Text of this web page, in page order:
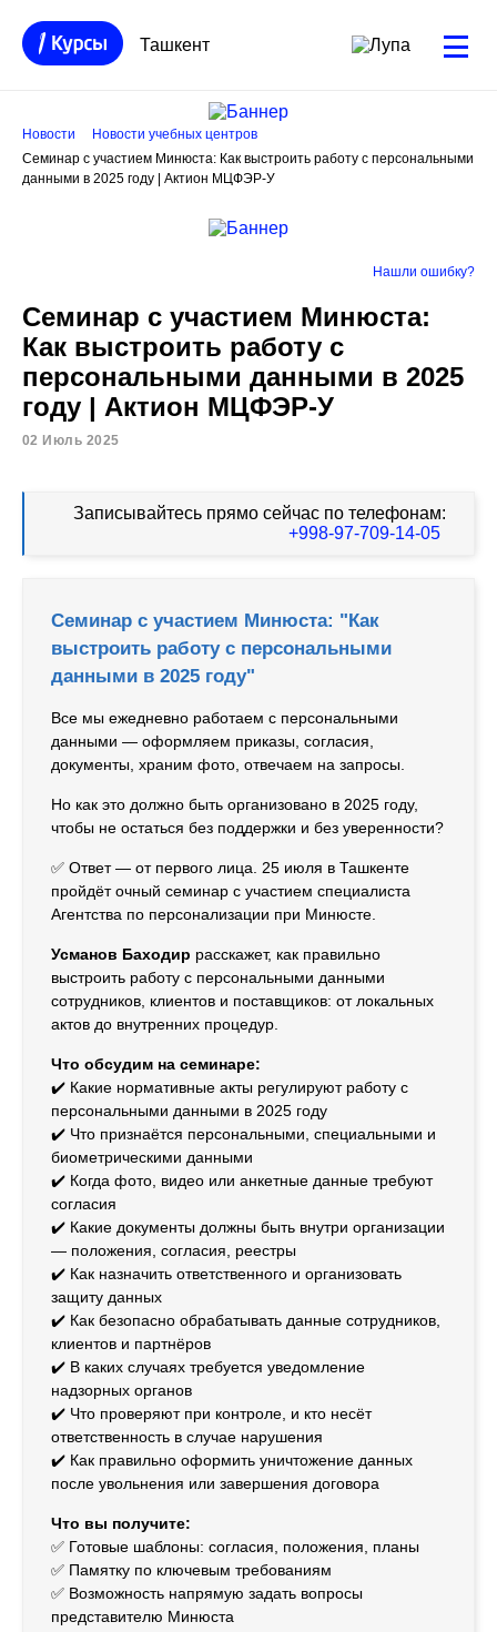
Ташкент
Новости
Новости учебных центров
Семинар с участием Минюста: Как выстроить работу с персональными
данными в 2025 году | Актион МЦФЭР-У
Нашли ошибку?
Семинар с участием Минюста:
Как выстроить работу с
персональными данными в 2025
году | Актион МЦФЭР-У
02 Июль 2025
Записывайтесь прямо сейчас по телефонам:
+998-97-709-14-05
Семинар с участием Минюста: "Как
выстроить работу с персональными
данными в 2025 году"
Все мы ежедневно работаем с персональными
данными — оформляем приказы, согласия,
документы, храним фото, отвечаем на запросы.
Но как это должно быть организовано в 2025 году,
чтобы не остаться без поддержки и без уверенности?
✅ Ответ — от первого лица. 25 июля в Ташкенте
пройдёт очный семинар с участием специалиста
Агентства по персонализации при Минюсте.
Усманов Баходир расскажет, как правильно
выстроить работу с персональными данными
сотрудников, клиентов и поставщиков: от локальных
актов до внутренних процедур.
Что обсудим на семинаре:
✔️ Какие нормативные акты регулируют работу с
персональными данными в 2025 году
✔️ Что признаётся персональными, специальными и
биометрическими данными
✔️ Когда фото, видео или анкетные данные требуют
согласия
✔️ Какие документы должны быть внутри организации
— положения, согласия, реестры
✔️ Как назначить ответственного и организовать
защиту данных
✔️ Как безопасно обрабатывать данные сотрудников,
клиентов и партнёров
✔️ В каких случаях требуется уведомление
надзорных органов
✔️ Что проверяют при контроле, и кто несёт
ответственность в случае нарушения
✔️ Как правильно оформить уничтожение данных
после увольнения или завершения договора
Что вы получите:
✅ Готовые шаблоны: согласия, положения, планы
✅ Памятку по ключевым требованиям
✅ Возможность напрямую задать вопросы
представителю Минюста